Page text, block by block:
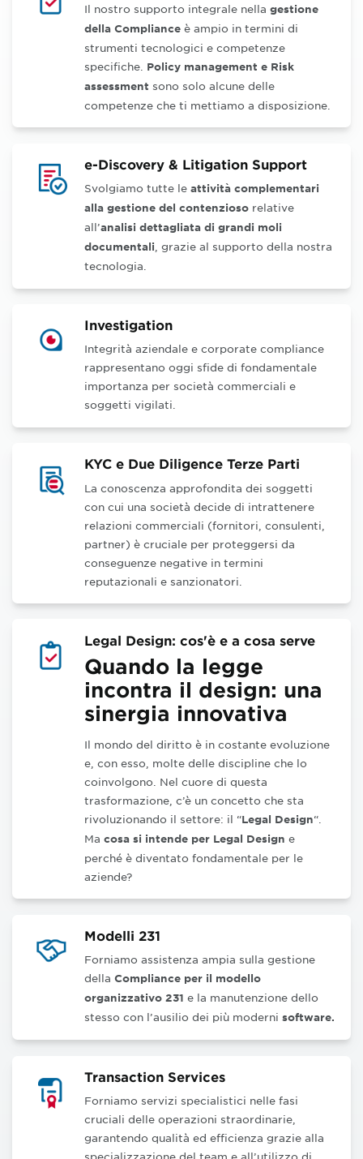
Il nostro supporto integrale nella gestione
della Complianceè ampio in termini di
strumenti tecnologici e competenze
specifiche. Policy management e Risk
assessment sono solo alcune delle
competenze che ti mettiamo a disposizione.
e-Discovery & Litigation Support
Svolgiamo tutte le attività complementari
alla gestione del contenziosorelative
all’analisi dettagliata di grandi moli
documentali , grazie al supporto della nostra
tecnologia.
Investigation
Integrità aziendale e corporate compliance
rappresentano oggi sfide di fondamentale
importanza per società commerciali e
soggetti vigilati.
KYC e Due Diligence Terze Parti
La conoscenza approfondita dei soggetti
con cui una società decide di intrattenere
relazioni commerciali (fornitori, consulenti,
partner) è cruciale per proteggersi da
conseguenze negative in termini
reputazionali e sanzionatori.
Legal Design: cos'è e a cosa serve
Quando la legge
incontra il design: una
sinergia innovativa
Il mondo del diritto è in costante evoluzione
e, con esso, molte delle discipline che lo
coinvolgono. Nel cuore di questa
trasformazione, c’è un concetto che sta
rivoluzionando il settore: il “Legal Design“.
Ma cosa si intende per Legal Design e
perché è diventato fondamentale per le
aziende?
Modelli 231
Forniamo assistenza ampia sulla gestione
della Compliance per il modello
organizzativo 231 e la manutenzione dello
stesso con l’ausilio dei più moderni software.
Transaction Services
Forniamo servizi specialistici nelle fasi
cruciali delle operazioni straordinarie,
garantendo qualità ed efficienza grazie alla